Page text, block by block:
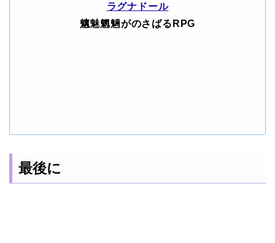
ラグナドール
魑魅魍魎がのさばるRPG
最後に